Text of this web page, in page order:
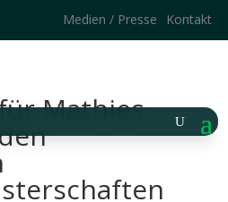
Medien / Presse Kontakt
Mathies